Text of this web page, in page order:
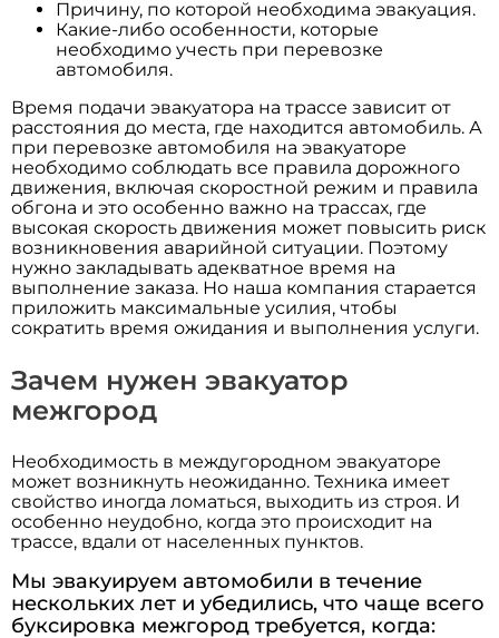
Причину, по которой необходима эвакуация.
Какие-либо особенности, которые
необходимо учесть при перевозке
автомобиля.
Время подачи эвакуатора на трассе зависит от
расстояния до места, где находится автомобиль. А
при перевозке автомобиля на эвакуаторе
необходимо соблюдать все правила дорожного
движения, включая скоростной режим и правила
обгона и это особенно важно на трассах, где
высокая скорость движения может повысить риск
возникновения аварийной ситуации. Поэтому
нужно закладывать адекватное время на
выполнение заказа. Но наша компания старается
приложить максимальные усилия, чтобы
сократить время ожидания и выполнения услуги.
Зачем нужен эвакуатор
межгород
Необходимость в междугородном эвакуаторе
может возникнуть неожиданно. Техника имеет
свойство иногда ломаться, выходить из строя. И
особенно неудобно, когда это происходит на
трассе, вдали от населенных пунктов.
Мы эвакуируем автомобили в течение
нескольких лет и убедились, что чаще всего
буксировка межгород требуется, когда: